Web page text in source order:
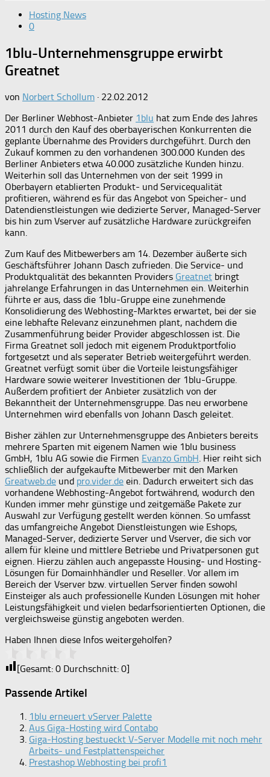
Hosting News
0
1blu-Unternehmensgruppe erwirbt
Greatnet
von Norbert Schollum · 22.02.2012
Der Berliner Webhost-Anbieter 1blu hat zum Ende des Jahres
2011 durch den Kauf des oberbayerischen Konkurrenten die
geplante Übernahme des Providers durchgeführt. Durch den
Zukauf kommen zu den vorhandenen 300.000 Kunden des
Berliner Anbieters etwa 40.000 zusätzliche Kunden hinzu.
Weiterhin soll das Unternehmen von der seit 1999 in
Oberbayern etablierten Produkt- und Servicequalität
profitieren, während es für das Angebot von Speicher- und
Datendienstleistungen wie dedizierte Server, Managed-Server
bis hin zum Vserver auf zusätzliche Hardware zurückgreifen
kann.
Zum Kauf des Mitbewerbers am 14. Dezember äußerte sich
Geschäftsführer Johann Dasch zufrieden. Die Service- und
Produktqualität des bekannten Providers Greatnet bringt
jahrelange Erfahrungen in das Unternehmen ein. Weiterhin
führte er aus, dass die 1blu-Gruppe eine zunehmende
Konsolidierung des Webhosting-Marktes erwartet, bei der sie
eine lebhafte Relevanz einzunehmen plant, nachdem die
Zusammenführung beider Provider abgeschlossen ist. Die
Firma Greatnet soll jedoch mit eigenem Produktportfolio
fortgesetzt und als seperater Betrieb weitergeführt werden.
Greatnet verfügt somit über die Vorteile leistungsfähiger
Hardware sowie weiterer Investitionen der 1blu-Gruppe.
Außerdem profitiert der Anbieter zusätzlich von der
Bekanntheit der Unternehmensgruppe. Das neu erworbene
Unternehmen wird ebenfalls von Johann Dasch geleitet.
Bisher zählen zur Unternehmensgruppe des Anbieters bereits
mehrere Sparten mit eigenem Namen wie 1blu business
GmbH, 1blu AG sowie die Firmen Evanzo GmbH. Hier reiht sich
schließlich der aufgekaufte Mitbewerber mit den Marken
Greatweb.de und pro.vider.de ein. Dadurch erweitert sich das
vorhandene Webhosting-Angebot fortwährend, wodurch den
Kunden immer mehr günstige und zeitgemäße Pakete zur
Auswahl zur Verfügung gestellt werden können. So umfasst
das umfangreiche Angebot Dienstleistungen wie Eshops,
Managed-Server, dedizierte Server und Vserver, die sich vor
allem für kleine und mittlere Betriebe und Privatpersonen gut
eignen. Hierzu zählen auch angepasste Housing- und Hosting-
Lösungen für Domainhhändler und Reseller. Vor allem im
Bereich der Vserver bzw. virtuellen Server finden sowohl
Einsteiger als auch professionelle Kunden Lösungen mit hoher
Leistungsfähigkeit und vielen bedarfsorientierten Optionen, die
vergleichsweise günstig angeboten werden.
Haben Ihnen diese Infos weitergeholfen?
[Gesamt: 0 Durchschnitt: 0]
Passende Artikel
1blu erneuert vServer Palette
Aus Giga-Hosting wird Contabo
Giga-Hosting bestueckt V-Server Modelle mit noch mehr
Arbeits- und Festplattenspeicher
Prestashop Webhosting bei profi1